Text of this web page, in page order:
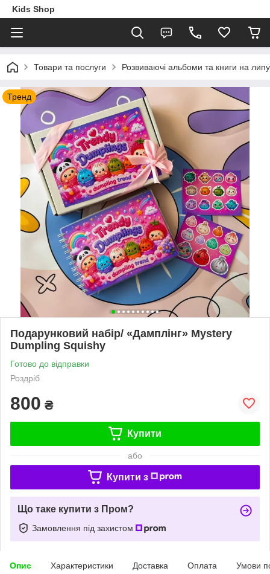
Kids Shop
Товари та послуги Розвиваючі альбоми та книги на
Тренд
Подарунковий набір/ «Дамплінг» Mystery
Dumpling Squishy
Готово до відправки
Роздріб
800 ₴
Купити
або
Купити з
Що таке купити з Пром?
Замовлення під захистом
Опис Характеристики Доставка Оплата Умови